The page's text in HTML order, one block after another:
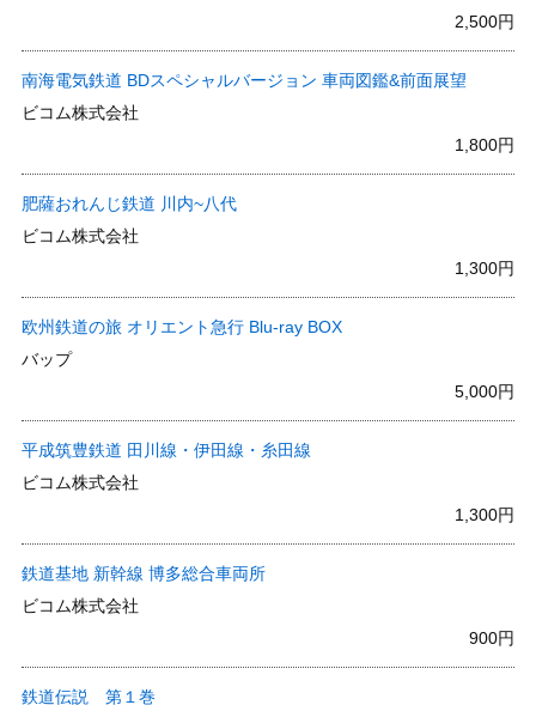
2,500円
南海電気鉄道 BDスペシャルバージョン 車両図鑑&前面展望
ビコム株式会社
1,800円
肥薩おれんじ鉄道 川内~八代
ビコム株式会社
1,300円
欧州鉄道の旅 オリエント急行 Blu-ray BOX
バップ
5,000円
平成筑豊鉄道 田川線・伊田線・糸田線
ビコム株式会社
1,300円
鉄道基地 新幹線 博多総合車両所
ビコム株式会社
900円
鉄道伝説 第１巻